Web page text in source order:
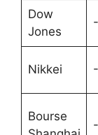
Dow
Jones
Nikkei
Bourse